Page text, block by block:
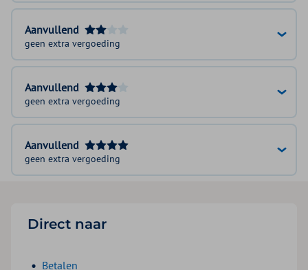
Aanvullend
geen extra vergoeding
Aanvullend
geen extra vergoeding
Aanvullend
geen extra vergoeding
Direct naar
Betalen